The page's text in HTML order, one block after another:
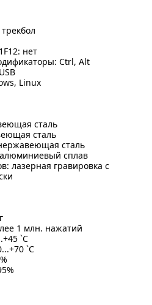
нет
Ctrl, Alt
Linux
сталь
сталь
сталь
сплав
лазерная гравировка с
1 млн. нажатий
`C
`C